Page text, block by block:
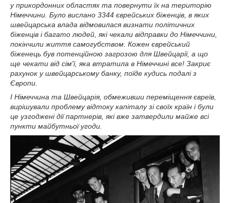
у прикордонних областях та повернути їх на територію
Німеччини. Було вислано 3344 єврейських біженців, в яких
швейцарська влада відмовилася визнати політичних
біженців і багато людей, які чекали відправки до Німеччини,
покінчили життя самогубством. Кожен єврейський
біженець був потенційною загрозою для Швейцарії, а що
ще чекати від сім'ї, яка втратила в Німеччині все! Закриє
рахунок у швейцарському банку, поїде кудись подалі з
Європи.
І Німеччина та Швейцарія, обмеживши переміщення євреїв,
вирішували проблему відтоку капіталу зі своїх країн і були
це узгоджені дії партнерів, які вже затвердили майже всі
пункти майбутньої угоди.